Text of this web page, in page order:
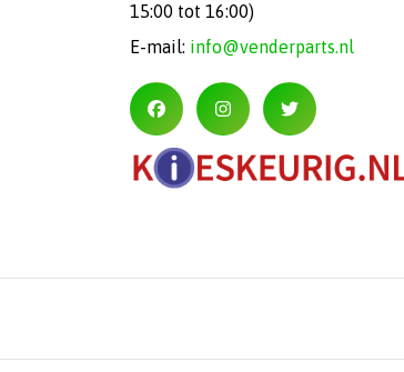
15:00 tot 16:00)
E-mail: info@venderparts.nl